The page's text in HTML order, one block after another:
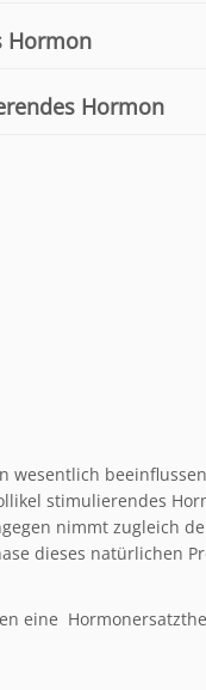
Hormon
Hormon
wesentlich
stimulierendes
nimmt zugleich
dieses natürlichen
eine